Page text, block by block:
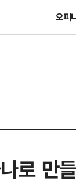
오피
로 만